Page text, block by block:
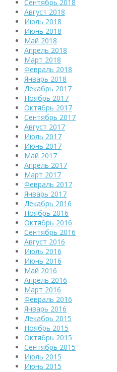
Сентябрь 2018
Август 2018
Июль 2018
Июнь 2018
Май 2018
Апрель 2018
Март 2018
Февраль 2018
Январь 2018
Декабрь 2017
Ноябрь 2017
Октябрь 2017
Сентябрь 2017
Август 2017
Июль 2017
Июнь 2017
Май 2017
Апрель 2017
Март 2017
Февраль 2017
Январь 2017
Декабрь 2016
Ноябрь 2016
Октябрь 2016
Сентябрь 2016
Август 2016
Июль 2016
Июнь 2016
Май 2016
Апрель 2016
Март 2016
Февраль 2016
Январь 2016
Декабрь 2015
Ноябрь 2015
Октябрь 2015
Сентябрь 2015
Июль 2015
Июнь 2015